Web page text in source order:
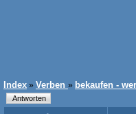
Index » Verben » bekaufen -